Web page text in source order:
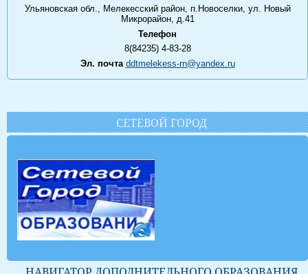
Ульяновская обл., Мелекесский район, п.Новоселки, ул. Новый
Микрорайон, д.41
Телефон
8(84235) 4-83-28
Эл. почта ddtmelekess-rn@yandex.ru
СЕТЕВОЙ ГОРОД